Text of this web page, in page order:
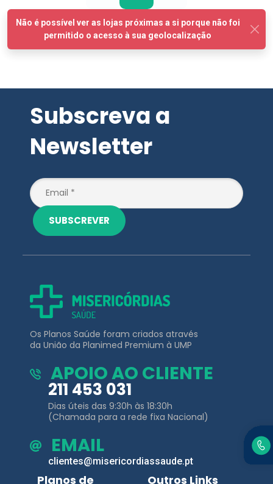
Newsletter
Os Planos Saúde foram criados através
da União da Planimed Premium à UMP
APOIO AO CLIENTE
211 453 031
(Chamada para a rede fixa Nacional)
EMAIL
clientes@misericordiassaude.pt
Saúde
Área de Cliente